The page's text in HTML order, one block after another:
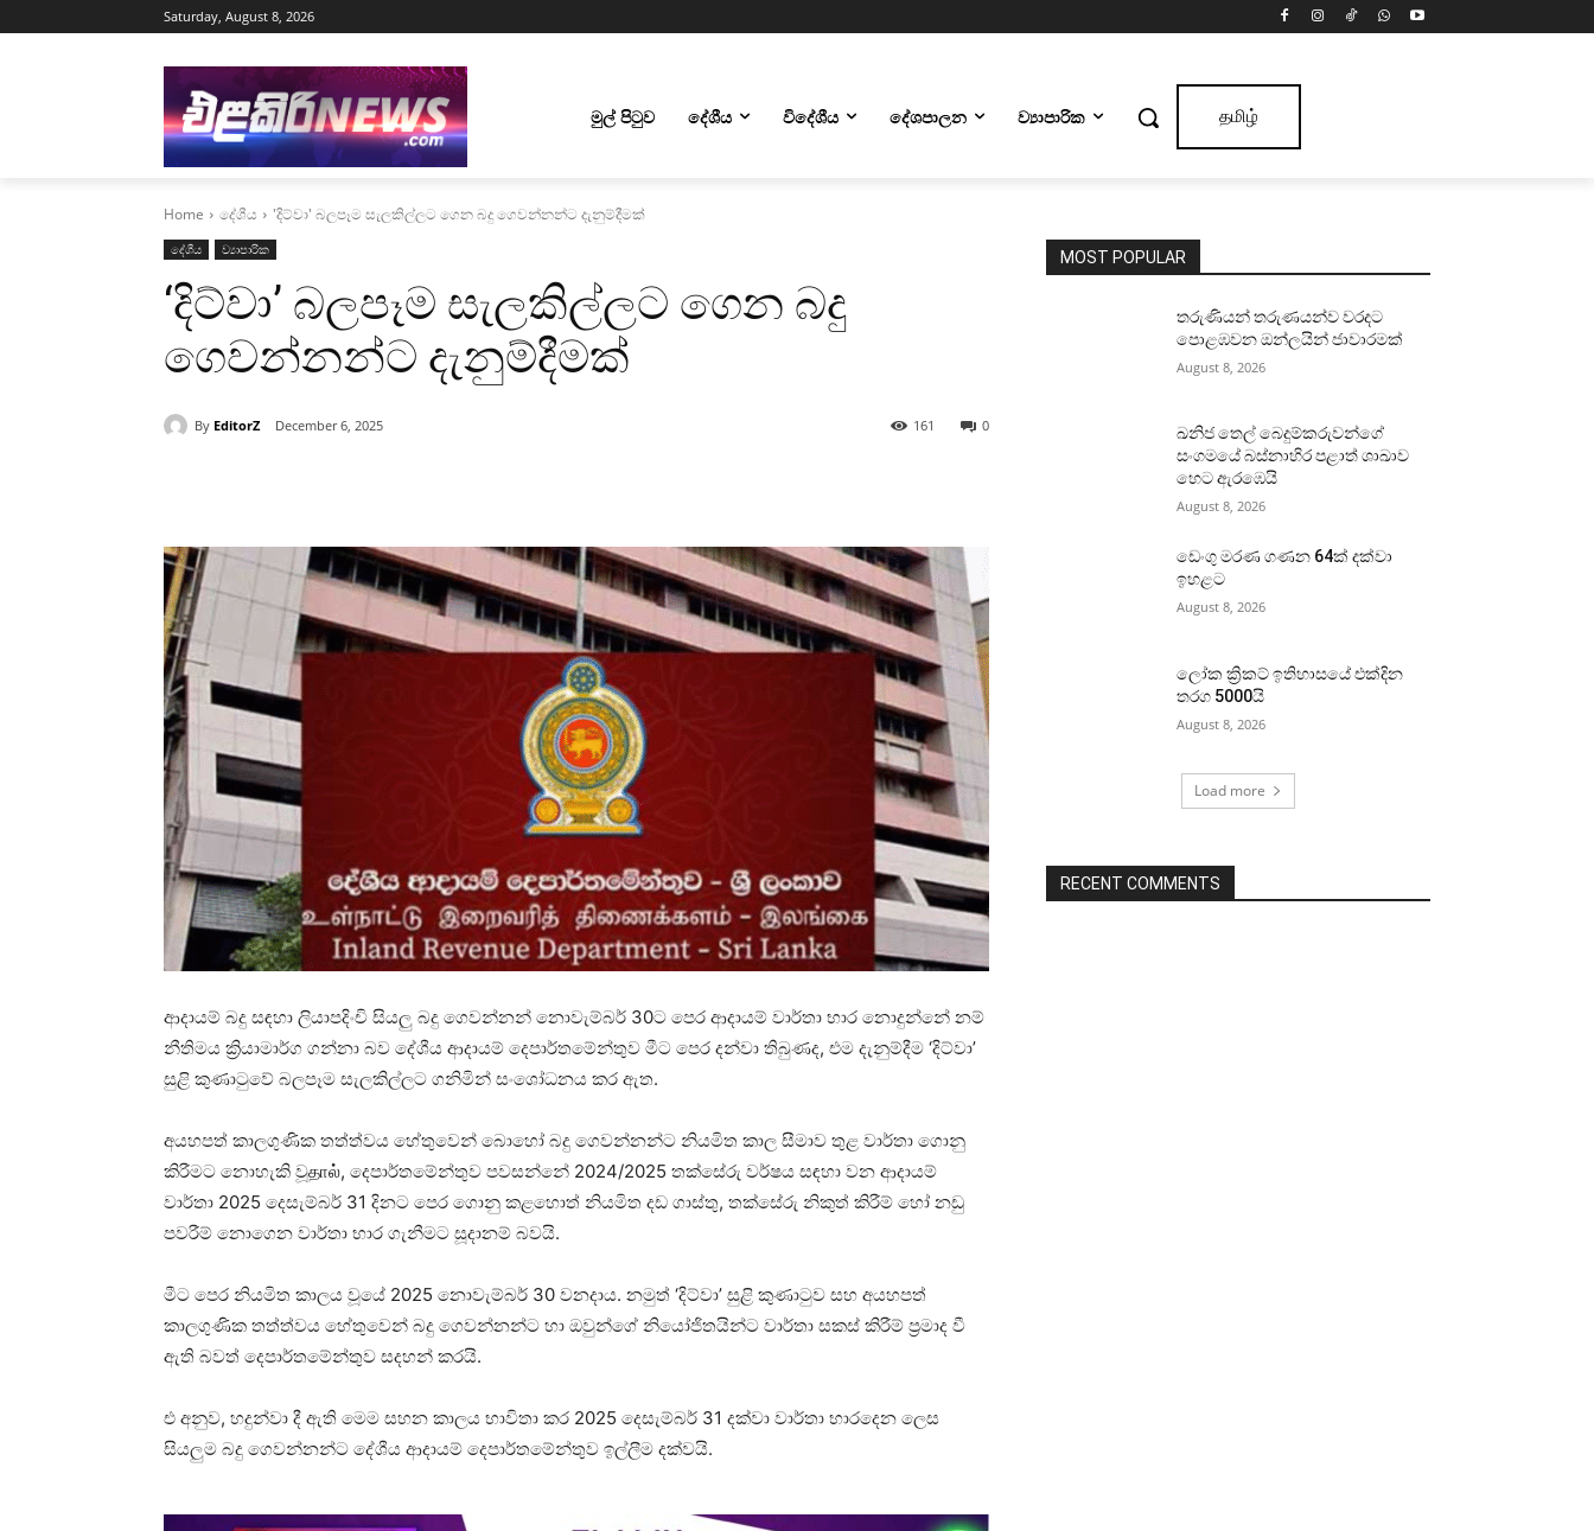
Saturday, August 8, 2026
මුල් පිටුව දේශීය විදේශීය දේශපාලන ව්‍යාපාරික தமிழ்
Home දේශීය 'දිට්වා' බලපෑම සැලකිල්ලට ගෙන බදු ගෙවන්නන්ට දැනුම්දීමක්
දේශීය ව්‍යාපාරික
‘දිට්වා’ බලපෑම සැලකිල්ලට ගෙන බදු
ගෙවන්නන්ට දැනුම්දීමක්
By EditorZ December 6, 2025 0
161
ආදායම් බදු සඳහා ලියාපදිංචි සියලු බදු ගෙවන්නන් නොවැම්බර් 30ට පෙර ආදායම් වාර්තා භාර නොදුන්නේ නම්
නීතිමය ක්‍රියාමාර්ග ගන්නා බව දේශීය ආදායම් දෙපාර්තමේන්තුව මීට පෙර දන්වා තිබුණද, එම දැනුම්දීම ‘දිට්වා’
සුළි කුණාටුවේ බලපෑම සැලකිල්ලට ගනිමින් සංශෝධනය කර ඇත.
අයහපත් කාලගුණික තත්ත්වය හේතුවෙන් බොහෝ බදු ගෙවන්නන්ට නියමිත කාල සීමාව තුළ වාර්තා ගොනු
කිරීමට නොහැකි වූதால், දෙපාර්තමේන්තුව පවසන්නේ 2024/2025 තක්සේරු වර්ෂය සඳහා වන ආදායම්
වාර්තා 2025 දෙසැම්බර් 31 දිනට පෙර ගොනු කළහොත් නියමිත දඩ ගාස්තු, තක්සේරු නිකුත් කිරීම් හෝ නඩු
පවරීම් නොගෙන වාර්තා භාර ගැනීමට සූදානම් බවයි.
මීට පෙර නියමිත කාලය වූයේ 2025 නොවැම්බර් 30 වනදාය. නමුත් ‘දිට්වා’ සුළි කුණාටුව සහ අයහපත්
කාලගුණික තත්ත්වය හේතුවෙන් බදු ගෙවන්නන්ට හා ඔවුන්ගේ නියෝජිතයින්ට වාර්තා සකස් කිරීම් ප්‍රමාද වී
ඇති බවත් දෙපාර්තමේන්තුව සදහන් කරයි.
එ අනුව, හදුන්වා දී ඇති මෙම සහන කාලය භාවිතා කර 2025 දෙසැම්බර් 31 දක්වා වාර්තා භාරදෙන ලෙස
සියලුම බදු ගෙවන්නන්ට දේශීය ආදායම් දෙපාර්තමේන්තුව ඉල්ලීම දක්වයි.
MOST POPULAR
තරුණියන් තරුණයන්ව වරදට
පොළඹවන ඔන්ලයින් ජාවාරමක්
August 8, 2026
ඛනිජ තෙල් බෙදුම්කරුවන්ගේ
සංගමයේ බස්නාහිර පළාත් ශාඛාව
හෙට ඇරඹෙයි
August 8, 2026
ඩෙංගු මරණ ගණන 64ක් දක්වා
ඉහළට
August 8, 2026
ලෝක ක්‍රිකට් ඉතිහාසයේ එක්දින
තරග 5000යි
August 8, 2026
Load more
RECENT COMMENTS